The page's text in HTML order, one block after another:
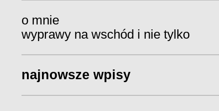
o mnie
wyprawy na wschód i nie tylko
najnowsze wpisy